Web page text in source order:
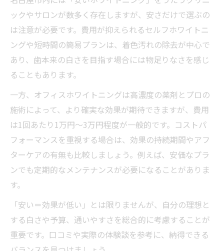
ックやサロンが数多く存在しますが、安さだけで選ぶの
は注意が必要です。費用が抑えられるセルフホワイトニ
ングや短時間の簡易プランは、着色汚れの除去が中心で
あり、歯本来の白さを目指す場合には物足りなさを感じ
ることもあります。
一方、オフィスホワイトニングは高濃度の薬剤とプロの
施術によって、より確実な効果が期待できますが、費用
は1回あたり1万円〜3万円程度が一般的です。コストパ
フォーマンスを重視する場合は、効果の持続期間やアフ
ターケアの有無も比較しましょう。例えば、安価なプラ
ンでも定期的なメンテナンスが必要になることがありま
す。
「安い＝効果が低い」とは限りませんが、自分の理想と
する白さや予算、通いやすさを総合的に考慮することが
重要です。口コミや実際の体験談を参考に、納得できる